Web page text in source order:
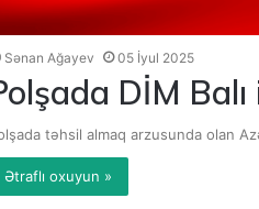
Sənan Ağayev 05 İyul 2025
DİM
təhsil almaq arzusunda olan
Ətraflı oxuyun »